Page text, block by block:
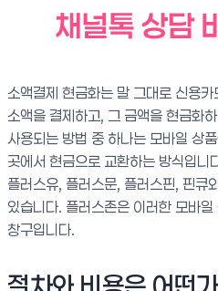
소액결제 현금화는 말 그대로 신용
소액을 결제하고, 그 금액을 현금화
사용되는 방법 중 하나는 모바일 상
곳에서 현금으로 교환하는 방식입니
플러스유, 플러스문, 플러스핀, 핀큐
있습니다. 플러스존은 이러한 모바
창구입니다.